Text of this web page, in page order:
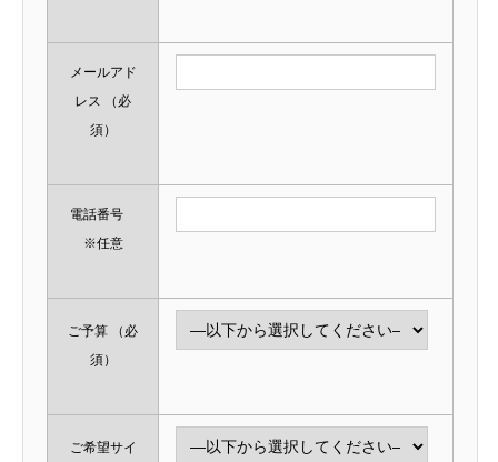
メールアド
レス
（必
須）
電話番号
※任意
ご予算
（必
須）
ご希望サイ